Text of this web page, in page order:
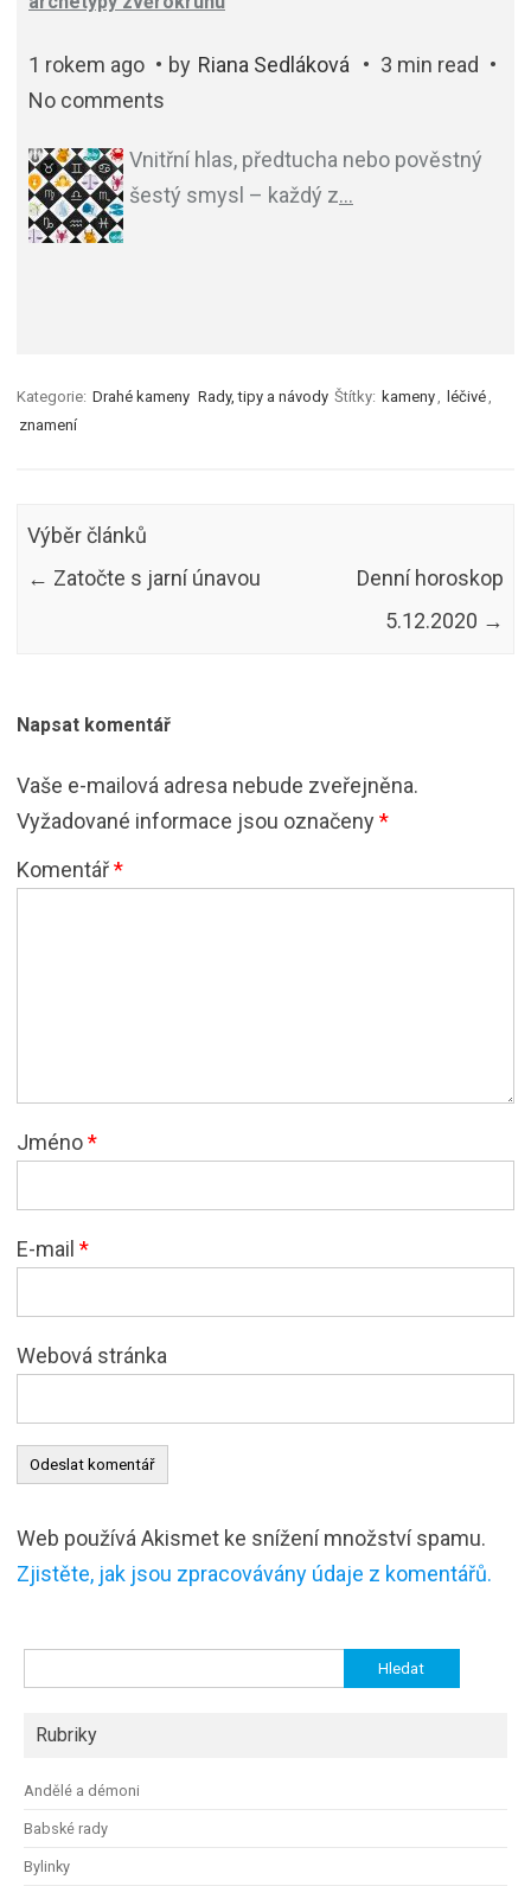
1 rokem ago by Riana Sedláková
3 min read
No comments
Vnitřní hlas, předtucha nebo pověstný
šestý smysl – každý z…
Kategorie: Drahé kameny Rady, tipy a návody Štítky: kameny léčivé
znamení
Výběr článků
← Zatočte s jarní únavou
Denní horoskop
5.12.2020 →
Napsat komentář
Vaše e-mailová adresa nebude zveřejněna.
Vyžadované informace jsou označeny*
Komentář*
Jméno*
E-mail *
Webová stránka
Web používá Akismet ke snížení množství spamu.
Zjistěte, jak jsou zpracovávány údaje z komentářů.
Rubriky
Andělé a démoni
Babské rady
Bylinky